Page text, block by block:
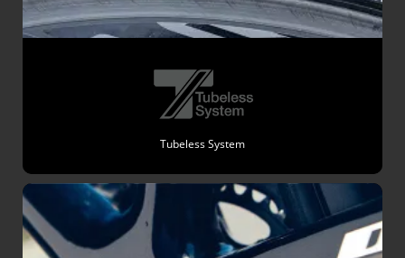
Tubeless System